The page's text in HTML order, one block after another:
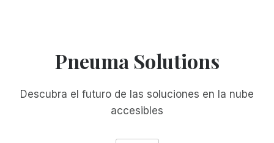
Pneuma Solutions
Descubra el futuro de las soluciones en la nube
accesibles